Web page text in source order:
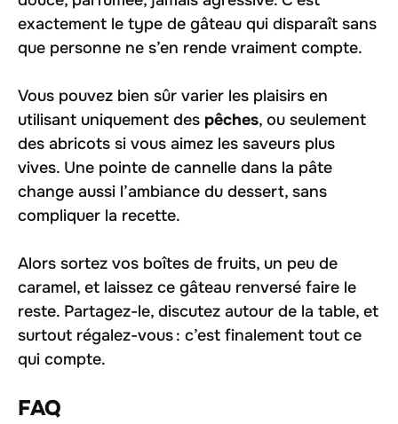
exactement le type de gâteau qui disparaît sans
que personne ne s’en rende vraiment compte.
Vous pouvez bien sûr varier les plaisirs en
utilisant uniquement des pêches, ou seulement
des abricots si vous aimez les saveurs plus
vives. Une pointe de cannelle dans la pâte
change aussi l’ambiance du dessert, sans
compliquer la recette.
Alors sortez vos boîtes de fruits, un peu de
caramel, et laissez ce gâteau renversé faire le
reste. Partagez-le, discutez autour de la table, et
surtout régalez-vous : c’est finalement tout ce
qui compte.
FAQ